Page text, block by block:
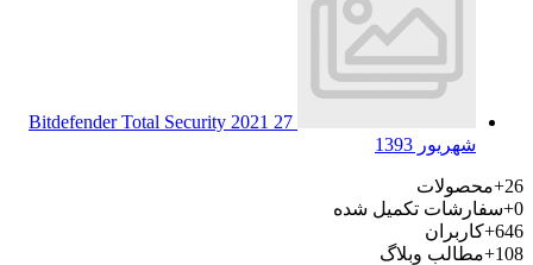
Bitdefender Total Security 2021 27
شهریور 1393
26+
محصولات
0+ سفارشات تکمیل شده
646+ کاربران
108+
مطالب وبلاگ